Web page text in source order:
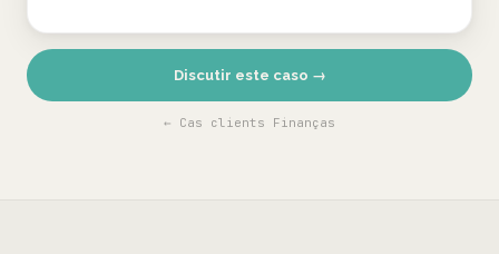
Discutir este caso →
← Cas clients Finanças